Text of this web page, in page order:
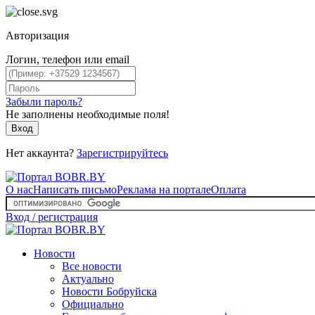
Авторизация
Логин, телефон или email
Забыли пароль?
Не заполнены необходимые поля!
Вход
Нет аккаунта? Зарегистрируйтесь
О насНаписать письмоРеклама на порталеОплата
Вход / регистрация
Новости
Все новости
Актуально
Новости Бобруйска
Официально